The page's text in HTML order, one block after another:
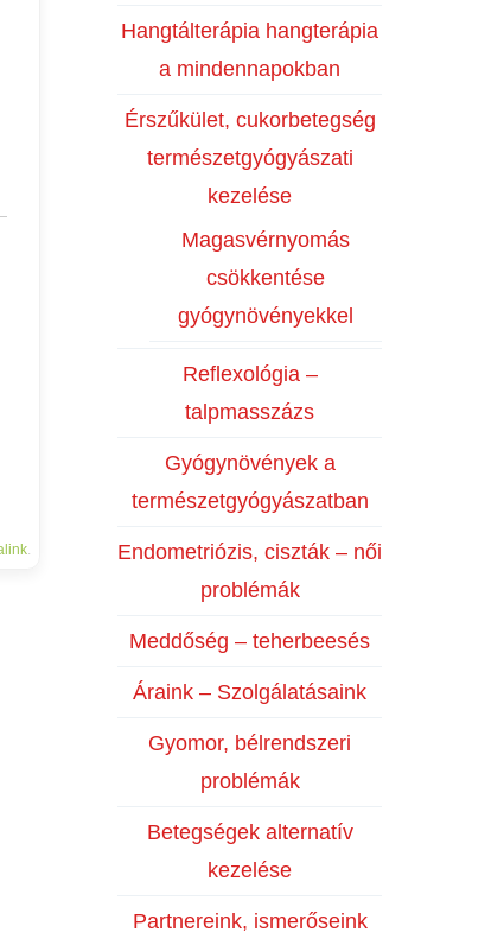
.
Hangtálterápia hangterápia
a mindennapokban
Érszűkület, cukorbetegség
természetgyógyászati
kezelése
Magasvérnyomás
csökkentése
gyógynövényekkel
Reflexológia –
talpmasszázs
Gyógynövények a
természetgyógyászatban
Endometriózis, ciszták – női
problémák
Meddőség – teherbeesés
Áraink – Szolgálatásaink
Gyomor, bélrendszeri
problémák
Betegségek alternatív
kezelése
Partnereink, ismerőseink